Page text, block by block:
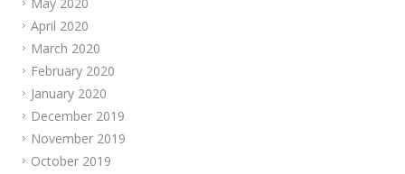
April 2020
March 2020
February 2020
January 2020
December 2019
November 2019
October 2019